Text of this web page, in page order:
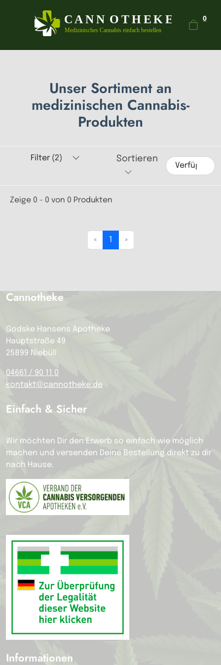
0
Unser Sortiment an
medizinischen Cannabis-
Produkten
Filter (2) Sortieren
Zeige 0 - 0 von 0 Produkten
« 1 »
Cannotheke
Godske Hansens Apotheke
Hauptstraße 49
25899 Niebüll
04661 / 90 11 0
kontakt@cannotheke.de
Einfach & Sicher
Wir möchten Dir den Erwerb so einfach wie möglich
machen und versenden Deine Bestellung direkt zu dir
nach Hause.
Informationen